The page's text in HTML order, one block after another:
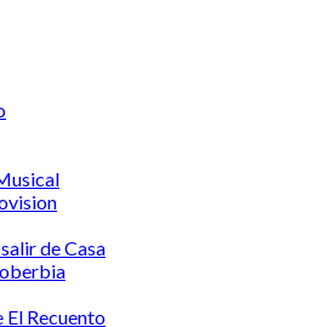
de Casa
El Recuento